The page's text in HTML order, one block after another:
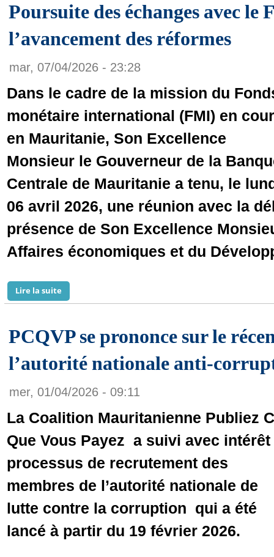
Poursuite des échanges avec le
l’avancement des réformes
mar, 07/04/2026 - 23:28
Dans le cadre de la mission du
monétaire international (FMI) en
en Mauritanie, Son Excellence
Monsieur le Gouverneur de la
Centrale de Mauritanie a tenu, le
06 avril 2026, une réunion avec la
présence de Son Excellence
Affaires économiques et du
Lire la suite
PCQVP se prononce sur le
l’autorité nationale anti-
mer, 01/04/2026 - 09:11
La Coalition Mauritanienne Publiez
Que Vous Payez a suivi avec intérêt
processus de recrutement des
membres de l’autorité nationale de
lutte contre la corruption qui a été
lancé à partir du 19 février 2026.